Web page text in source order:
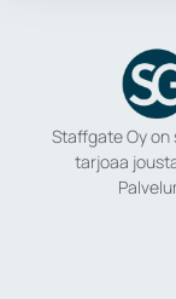
Staffgate Oy
tarjoaa